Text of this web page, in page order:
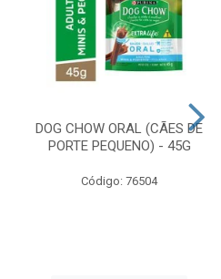
DOG CHOW ORAL (CÃES DE
PORTE PEQUENO) - 45G
Código: 76504